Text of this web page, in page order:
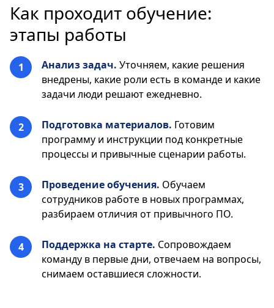
Как проходит обучение:
этапы работы
Анализ задач. Уточняем, какие решения
внедрены, какие роли есть в команде и какие
задачи люди решают ежедневно.
Подготовка материалов. Готовим
программу и инструкции под конкретные
процессы и привычные сценарии работы.
Проведение обучения. Обучаем
сотрудников работе в новых программах,
разбираем отличия от привычного ПО.
Поддержка на старте. Сопровождаем
команду в первые дни, отвечаем на вопросы,
снимаем оставшиеся сложности.